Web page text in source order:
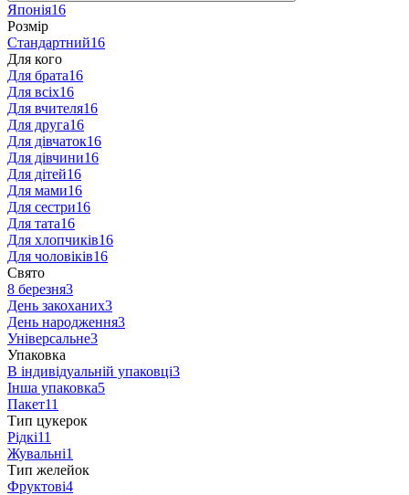
Японія16
Розмір
Стандартний16
Для кого
Для брата16
Для всіх16
Для вчителя16
Для друга16
Для дівчаток16
Для дівчини16
Для дітей16
Для мами16
Для сестри16
Для тата16
Для хлопчиків16
Для чоловіків16
Свято
8 березня3
День закоханих3
День народження3
Універсальне3
Упаковка
В індивідуальній упаковці3
Інша упаковка5
Пакет11
Тип цукерок
Рідкі11
Жувальні1
Тип желейок
Фруктові4